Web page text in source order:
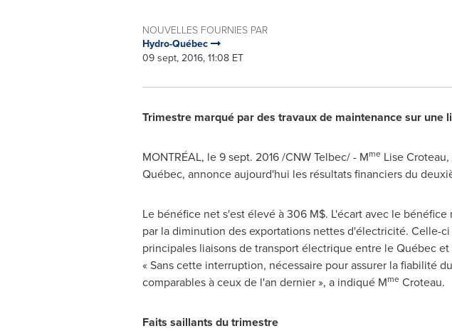
NOUVELLES FOURNIES PAR
Hydro-Québec
09 sept, 2016, 11:08 ET
Trimestre marqué par des travaux de maintenance sur une
MONTRÉAL, le9 sept. 2016/CNW Telbec/ - Mme Lise Croteau
Québec, annonce aujourd'hui les résultats financiers du
Le bénéfice net s'est élevé à 306 M$. L'écart avec le
par la diminution des exportations nettes d'électricité. Celle-
principales liaisons de transport électrique entre le Québec
« Sans cette interruption, nécessaire pour assurer la fiabilité
comparables à ceux de l'an dernier », a indiqué MmeCroteau.
Faits saillants du trimestre